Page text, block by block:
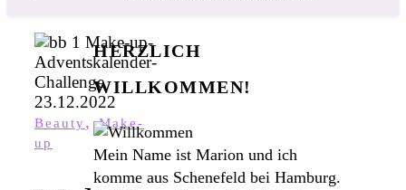
Beauty,Make-
up
HERZLICH
WILLKOMMEN!
Mein Name ist Marion und ich
komme aus Schenefeld bei Hamburg.